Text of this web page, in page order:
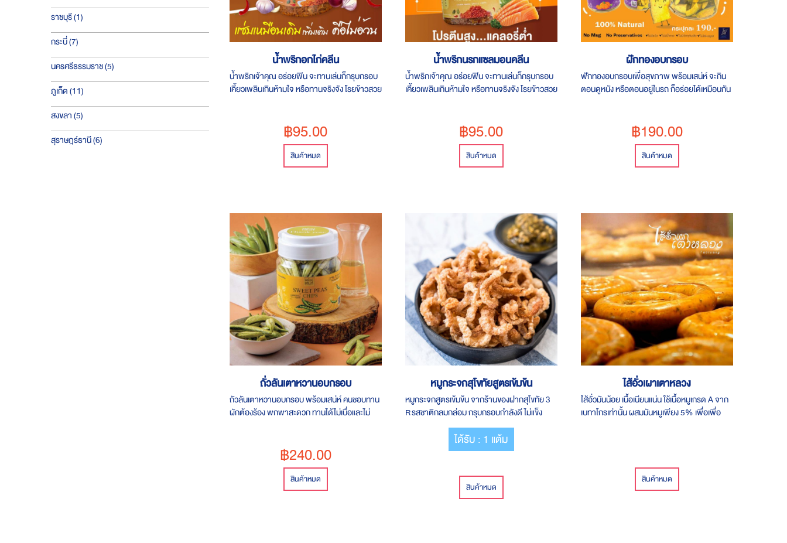
ราชบุรี 1ชิ้น
กระบี่ 7ชิ้น
นครศรีธรรมราช 5ชิ้น
ภูเก็ต 11ชิ้น
สงขลา 5ชิ้น
สุราษฎร์ธานี 6ชิ้น
น้ำพริกอกไก่คลีน
น้ำพริกเจ้าคุณ อร่อยฟิน จะทานเล่นก็กรุบกรอบ
เคี้ยวเพลินเกินห้ามใจ หรือทานจริงจัง โรยข้าวสวย
฿95.00
สินค้าหมด
น้ำพริกนรกแซลมอนคลีน
น้ำพริกเจ้าคุณ อร่อยฟิน จะทานเล่นก็กรุบกรอบ
เคี้ยวเพลินเกินห้ามใจ หรือทานจริงจัง โรยข้าวสวย
฿95.00
สินค้าหมด
ฝักทองอบกรอบ
ฟักทองอบกรอบเพื่อสุขภาพ พร้อมเสน่ห์ จะกิน
ตอนดูหนัง หรือตอนอยู่ในรถ ก็อร่อยได้เหมือนกัน
฿190.00
สินค้าหมด
ถั่วลันเตาหวานอบกรอบ
ถัวลันเตาหวานอบกรอบ พร้อมเสน่ห์ คนชอบทาน
ผักต้องร้อง พกพาสะดวก ทานได้ไม่เบื่อและไม่
฿240.00
สินค้าหมด
หมูกระจกสุโขทัยสูตรเข้มข้น
หมูกระจกสูตรเข้มข้น จากร้านของฝากสุโขทัย 3
R รสชาติกลมกล่อม กรุบกรอบกำลังดี ไม่แข็ง
สะอาดปลอดภัย
ได้รับ : 1 แต้ม
สินค้าหมด
ไส้อั่วเผาเตาหลวง
ไส้อั่วมันน้อย เนื้อเนียนแน่น ใช้เนื้อหมูเกรด A จาก
เบทาโกรเท่านั้น ผสมมันหมูเพียง 5% เพื่อเพื่อ
สินค้าหมด